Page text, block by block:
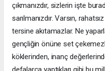
çıkmanızdır, sizlerin işte
sarılmanızdır. Varsın,
tersine akıtamazlar. Ne
gençliğin önüne set
köklerinden, inanç